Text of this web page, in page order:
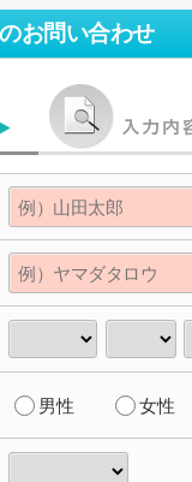
お問い合わせ
男性 女性